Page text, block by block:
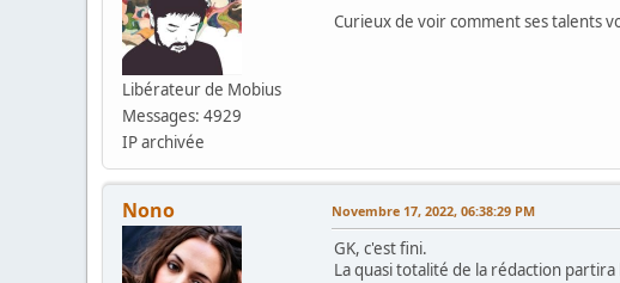
Libérateur de Mobius
Messages: 4929
IP archivée
Curieux de voir comment ses talents
Nono Novembre 17, 2022, 06:38:29 PM
GK, c'est fini.
La quasi totalité de la rédaction